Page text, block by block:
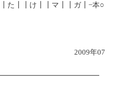
┃┃け┃┃マ┃┃ガ┃−本○
2009年07